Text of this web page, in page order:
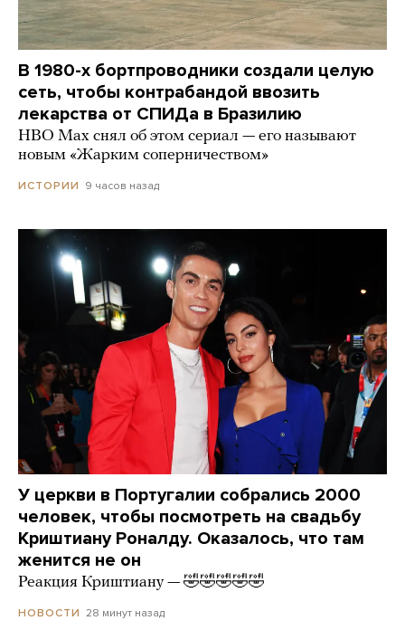
В 1980-х бортпроводники создали целую
сеть, чтобы контрабандой ввозить
лекарства от СПИДа в Бразилию
HBO Max снял об этом сериал — его называют
новым «Жарким соперничеством»
ИСТОРИИ 9 часов назад
У церкви в Португалии собрались 2000
человек, чтобы посмотреть на свадьбу
Криштиану Роналду. Оказалось, что там
женится не он
Реакция Криштиану — 🤣🤣🤣🤣🤣
НОВОСТИ 28 минут назад